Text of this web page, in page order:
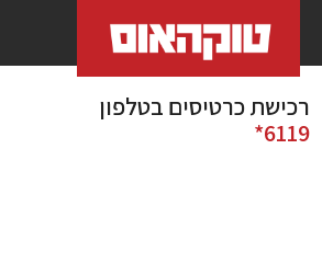
רכישת כרטיסים בטלפון
6119*